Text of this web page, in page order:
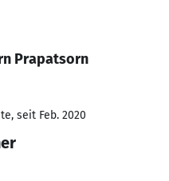
Prapatsorn
seit Feb. 2020